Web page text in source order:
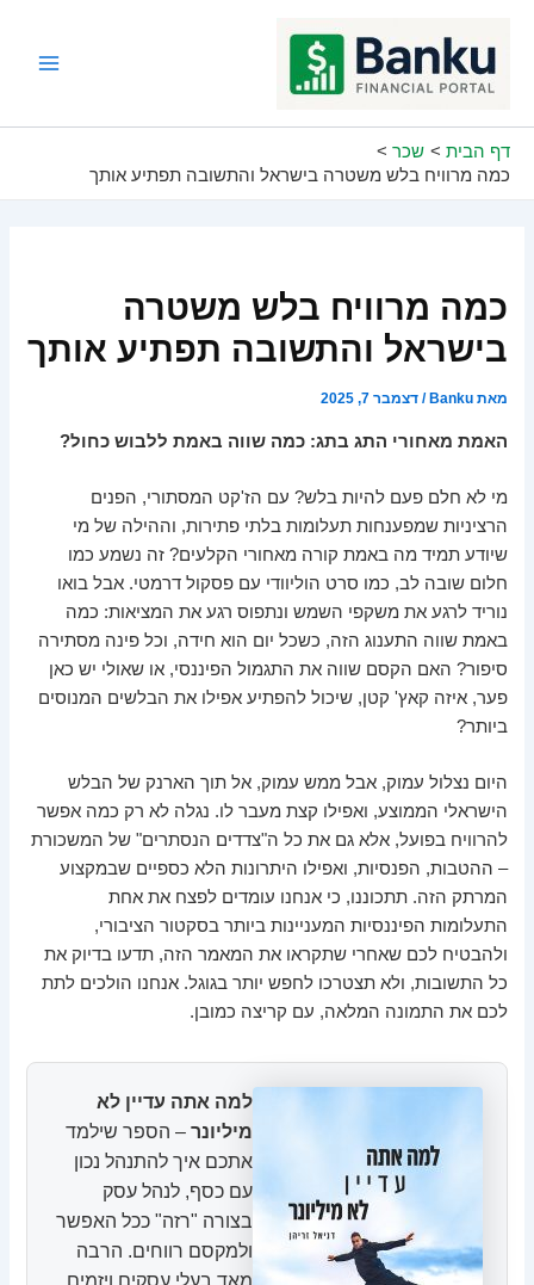
דף הבית
שכר
כמה מרוויח בלש משטרה בישראל והתשובה תפתיע אותך
כמה מרוויח בלש משטרה
בישראל והתשובה תפתיע אותך
מאתBanku
/דצמבר 7, 2025
האמת מאחורי התג בתג: כמה שווה באמת ללבוש כחול?
מי לא חלם פעם להיות בלש? עם הז'קט המסתורי, הפנים
הרציניות שמפענחות תעלומות בלתי פתירות, וההילה של מי
שיודע תמיד מה באמת קורה מאחורי הקלעים? זה נשמע כמו
חלום שובה לב, כמו סרט הוליוודי עם פסקול דרמטי. אבל בואו
נוריד לרגע את משקפי השמש ונתפוס רגע את המציאות: כמה
באמת שווה התענוג הזה, כשכל יום הוא חידה, וכל פינה מסתירה
סיפור? האם הקסם שווה את התגמול הפיננסי, או שאולי יש כאן
פער, איזה קאץ' קטן, שיכול להפתיע אפילו את הבלשים המנוסים
ביותר?
היום נצלול עמוק, אבל ממש עמוק, אל תוך הארנק של הבלש
הישראלי הממוצע, ואפילו קצת מעבר לו. נגלה לא רק כמה אפשר
להרוויח בפועל, אלא גם את כל ה"צדדים הנסתרים" של המשכורת
– ההטבות, הפנסיות, ואפילו היתרונות הלא כספיים שבמקצוע
המרתק הזה. תתכוננו, כי אנחנו עומדים לפצח את אחת
התעלומות הפיננסיות המעניינות ביותר בסקטור הציבורי,
ולהבטיח לכם שאחרי שתקראו את המאמר הזה, תדעו בדיוק את
כל התשובות, ולא תצטרכו לחפש יותר בגוגל. אנחנו הולכים לתת
לכם את התמונה המלאה, עם קריצה כמובן.
למה אתה עדיין לא
מיליונר – הספר שילמד
אתכם איך להתנהל נכון
עם כסף, לנהל עסק
בצורה "רזה" ככל האפשר
ולמקסם רווחים. הרבה